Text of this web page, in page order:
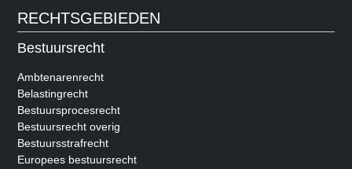
RECHTSGEBIEDEN
Bestuursrecht
Ambtenarenrecht
Belastingrecht
Bestuursprocesrecht
Bestuursrecht overig
Bestuursstrafrecht
Europees bestuursrecht